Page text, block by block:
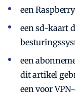
een
een sd-kaart
een
dit artikel
een voor